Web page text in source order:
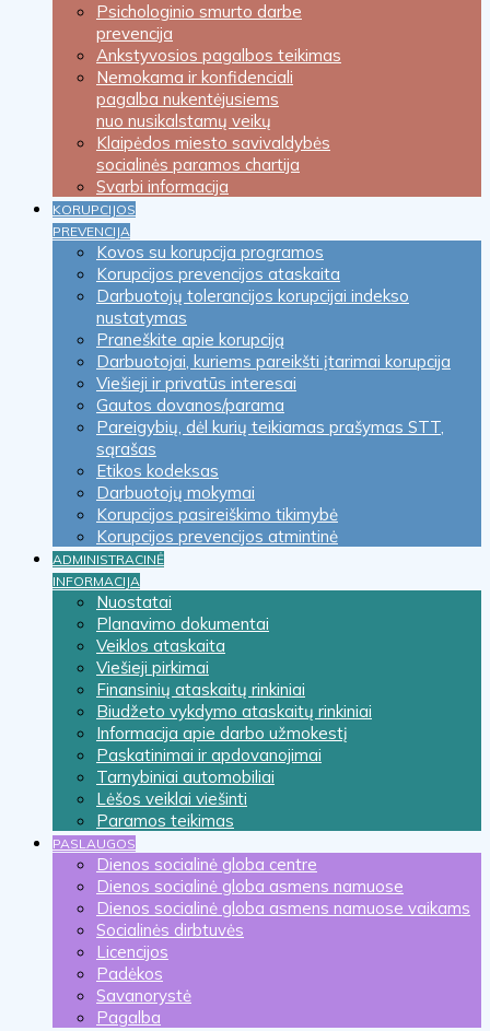
Psichologinio smurto darbe
prevencija
Ankstyvosios pagalbos teikimas
Nemokama ir konfidenciali
pagalba nukentėjusiems
nuo nusikalstamų veikų
Klaipėdos miesto savivaldybės
socialinės paramos chartija
Svarbi informacija
KORUPCIJOS
PREVENCIJA
Kovos su korupcija programos
Korupcijos prevencijos ataskaita
Darbuotojų tolerancijos korupcijai indekso
nustatymas
Praneškite apie korupciją
Darbuotojai, kuriems pareikšti įtarimai korupcija
Viešieji ir privatūs interesai
Gautos dovanos/parama
Pareigybių, dėl kurių teikiamas prašymas STT,
sąrašas
Etikos kodeksas
Darbuotojų mokymai
Korupcijos pasireiškimo tikimybė
Korupcijos prevencijos atmintinė
ADMINISTRACINĖ
INFORMACIJA
Nuostatai
Planavimo dokumentai
Veiklos ataskaita
Viešieji pirkimai
Finansinių ataskaitų rinkiniai
Biudžeto vykdymo ataskaitų rinkiniai
Informacija apie darbo užmokestį
Paskatinimai ir apdovanojimai
Tarnybiniai automobiliai
Lėšos veiklai viešinti
Paramos teikimas
PASLAUGOS
Dienos socialinė globa centre
Dienos socialinė globa asmens namuose
Dienos socialinė globa asmens namuose vaikams
Socialinės dirbtuvės
Licencijos
Padėkos
Savanorystė
Pagalba